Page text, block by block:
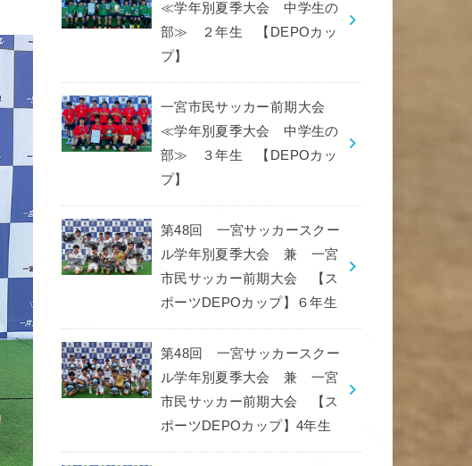
≪学年別夏季大会 中学生の
部≫ ２年生 【DEPOカッ
プ】
一宮市民サッカー前期大会
≪学年別夏季大会 中学生の
部≫ ３年生 【DEPOカッ
プ】
第48回 一宮サッカースクー
ル学年別夏季大会 兼 一宮
市民サッカー前期大会 【ス
ポーツDEPOカップ】６年生
第48回 一宮サッカースクー
ル学年別夏季大会 兼 一宮
市民サッカー前期大会 【ス
ポーツDEPOカップ】4年生